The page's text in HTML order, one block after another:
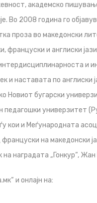
академско
Во 2008 година го
проза во македонски
француски и англиски
и
и наставата по англиски
Новиот бугарски
универзитет
кои и Меѓународната
на македонски
наградата „Гонкур“, Жан
и онлајн на: